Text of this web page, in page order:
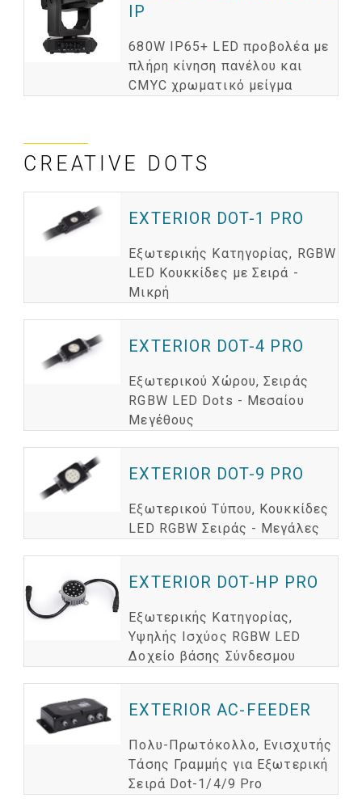
IP
680W IP65+ LED προβολέα με
πλήρη κίνηση πανέλου και
CMYC χρωματικό μείγμα
CREATIVE DOTS
EXTERIOR DOT-1 PRO
Εξωτερικής Κατηγορίας, RGBW
LED Κουκκίδες με Σειρά -
Μικρή
EXTERIOR DOT-4 PRO
Εξωτερικού Χώρου, Σειράς
RGBW LED Dots - Μεσαίου
Μεγέθους
EXTERIOR DOT-9 PRO
Εξωτερικού Τύπου, Κουκκίδες
LED RGBW Σειράς - Μεγάλες
EXTERIOR DOT-HP PRO
Εξωτερικής Κατηγορίας,
Υψηλής Ισχύος RGBW LED
Δοχείο βάσης Σύνδεσμου
EXTERIOR AC-FEEDER
Πολυ-Πρωτόκολλο, Ενισχυτής
Τάσης Γραμμής για Εξωτερική
Σειρά Dot-1/4/9 Pro